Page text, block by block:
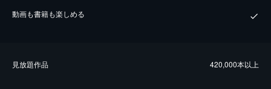
動画も書籍も楽しめる
⾒放題作品 420,000本以上